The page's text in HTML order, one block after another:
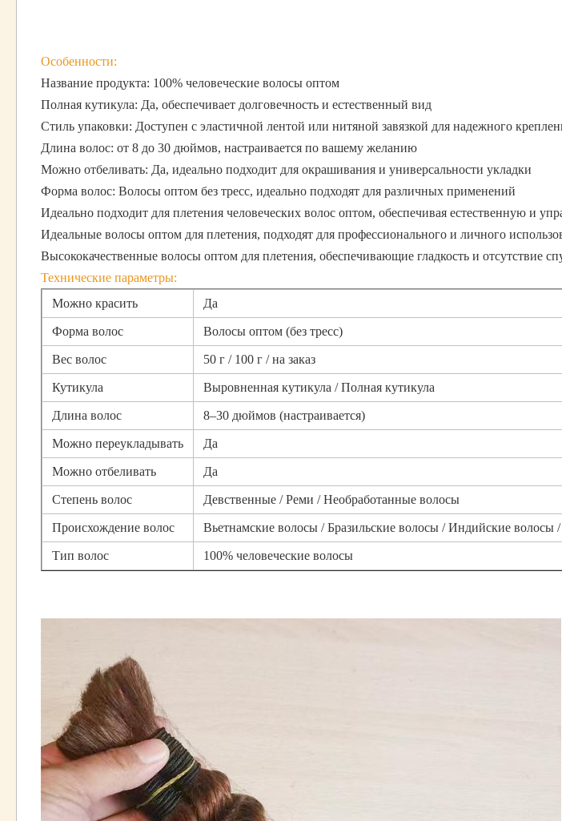
Особенности:
Название продукта: 100% человеческие волосы оптом
Полная кутикула: Да, обеспечивает долговечность и естественный вид
Стиль упаковки: Доступен с эластичной лентой или нитяной завязкой для надежного
Длина волос: от 8 до 30 дюймов, настраивается по вашему желанию
Можно отбеливать: Да, идеально подходит для окрашивания и универсальности укладки
Форма волос: Волосы оптом без тресс, идеально подходят для различных применений
Идеально подходит для плетения человеческих волос оптом, обеспечивая естественную и
Идеальные волосы оптом для плетения, подходят для профессионального и личного
Высококачественные волосы оптом для плетения, обеспечивающие гладкость и отсутствие
Технические параметры:
Можно красить
Да
Форма волос Волосы оптом (без тресс)
Вес волос 50 г / 100 г / на заказ
Кутикула Выровненная кутикула / Полная кутикула
Длина волос 8–30 дюймов (настраивается)
Можно переукладывать Да
Можно отбеливать Да
Степень волос Девственные / Реми / Необработанные волосы
Происхождение волос Вьетнамские волосы / Бразильские волосы / Индийские
Тип волос 100% человеческие волосы